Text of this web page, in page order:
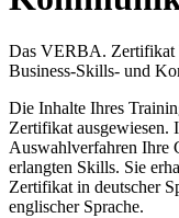
Das VERBA. Zertifikat
Business-Skills- und
Die Inhalte Ihres
Zertifikat ausgewiesen.
Auswahlverfahren Ihre
erlangten Skills. Sie
Zertifikat in deutscher
englischer Sprache.